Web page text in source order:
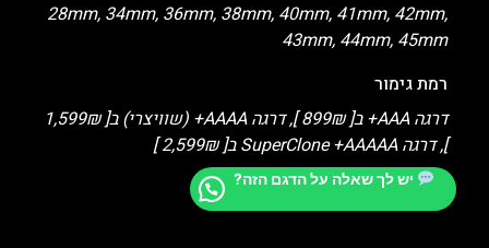
28mm, 34mm, 36mm, 38mm, 40mm, 41mm, 42mm,
43mm, 44mm, 45mm
רמת גימור
דרגה AAA+ ב[ 899₪ ], דרגה AAAA+ (שוויצרי) ב[ 1,599₪
], דרגה SuperClone +AAAAA ב[ 2,599₪ ]
יש לך שאלה על הדגם הזה?